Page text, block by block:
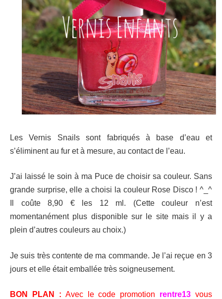
Les Vernis Snails sont fabriqués à base d’eau et
s’éliminent au fur et à mesure, au contact de l’eau.
J’ai laissé le soin à ma Puce de choisir sa couleur. Sans
grande surprise, elle a choisi la couleur Rose Disco ! ^_^
Il coûte 8,90 € les 12 ml. (Cette couleur n’est
momentanément plus disponible sur le site mais il y a
plein d’autres couleurs au choix.)
Je suis très contente de ma commande. Je l’ai reçue en 3
jours et elle était emballée très soigneusement.
BON PLAN : Avec le code promotion rentre13 vous